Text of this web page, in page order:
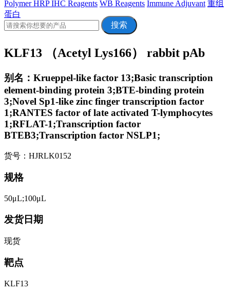
Polymer HRP IHC Reagents WB Reagents Immune Adjuvant 重组
蛋白
搜索
KLF13 （Acetyl Lys166） rabbit pAb
别名：Krueppel-like factor 13;Basic transcription
element-binding protein 3;BTE-binding protein
3;Novel Sp1-like zinc finger transcription factor
1;RANTES factor of late activated T-lymphocytes
1;RFLAT-1;Transcription factor
BTEB3;Transcription factor NSLP1;
货号：HJRLK0152
规格
50μL;100μL
发货日期
现货
靶点
KLF13